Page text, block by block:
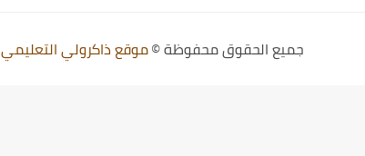
جميع الحقوق محفوظة ©موقع ذاكرولي التعليمي